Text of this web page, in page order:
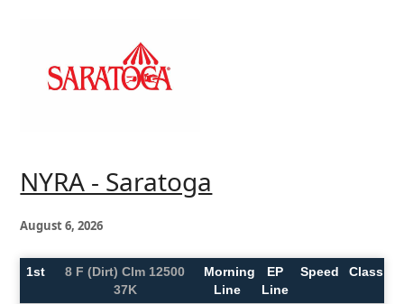
NYRA - Saratoga
August 6, 2026
1st
8 F (Dirt) Clm 12500
37K
Morning
Line
EP
Line
Speed Class